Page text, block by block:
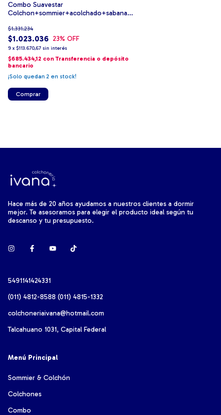
Combo Suavestar
Colchon+sommier+acolchado+sabana+2
$1.023.036
$1.331.234
23% OFF
9 x $113.670,67 sin interés
$685.434,12 con Transferencia o depósito
bancario
¡Solo quedan 2 en stock!
Comprar
Hace más de 20 años ayudamos a nuestros clientes a dormir
mejor. Te asesoramos para elegir el producto ideal según tu
descanso y tu presupuesto.
5491141424331
(011) 4812-8588 (011) 4815-1332
colchoneriaivana@hotmail.com
Talcahuano 1031, Capital Federal
Menú Principal
Sommier & Colchón
Colchones
Combo